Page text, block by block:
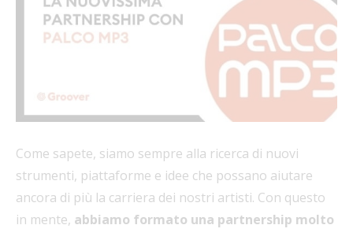
Come sapete, siamo sempre alla ricerca di nuovi
strumenti, piattaforme e idee che possano aiutare
ancora di più la carriera dei nostri artisti. Con questo
in mente, abbiamo formato una partnership molto